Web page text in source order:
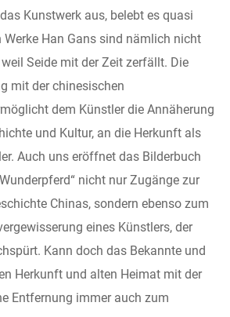
Kunstwerk aus, belebt es quasi
Werke Han Gans sind nämlich nicht
Seide mit der Zeit zerfällt. Die
mit der chinesischen
dem Künstler die Annäherung
und Kultur, an die Herkunft als
Auch uns eröffnet das Bilderbuch
nicht nur Zugänge zur
Chinas, sondern ebenso zum
eines Künstlers, der
Kann doch das Bekannte und
Herkunft und alten Heimat mit der
Entfernung immer auch zum